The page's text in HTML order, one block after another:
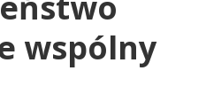
wspólny